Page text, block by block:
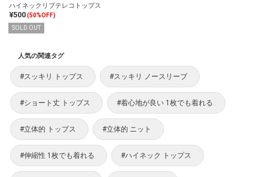
ハイネックリブテレコトップス
¥500(50%OFF)
SOLD OUT
人気の関連タグ
#スッキリ トップス #スッキリ ノースリーブ
#ショート丈 トップス #着心地が良い 1枚でも着れる
#立体的 トップス #立体的 ニット
#伸縮性 1枚でも着れる #ハイネック トップス